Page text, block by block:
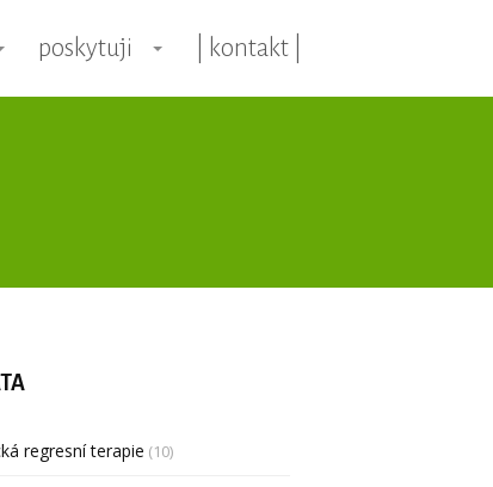
poskytuji | kontakt |
regresní terapie (10)